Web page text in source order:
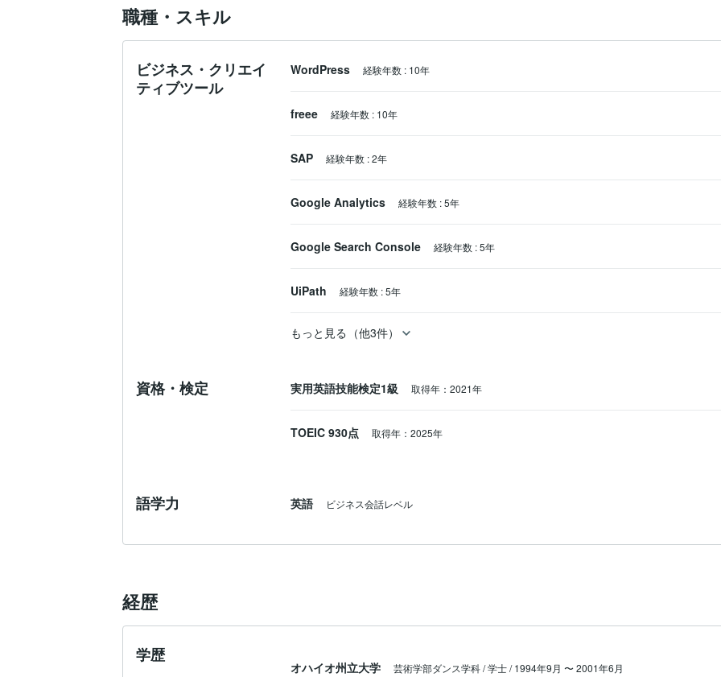
職種・スキル
ビジネス・クリエイ
ティブツール
WordPress 経験年数 : 10年
freee 経験年数 : 10年
SAP 経験年数 :2年
Google Analytics 経験年数 :5年
Google Search Console 経験年数 :5年
UiPath 経験年数 :5年
もっと見る（他3件）
資格・検定 実用英語技能検定1級 取得年：2021年
TOEIC 930点 取得年：2025年
語学力 英語 ビジネス会話レベル
経歴
学歴
オハイオ州立大学 芸術学部ダンス学科 / 学士 / 1994年9月 〜 2001年6月